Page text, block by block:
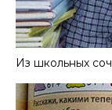
Из школьных